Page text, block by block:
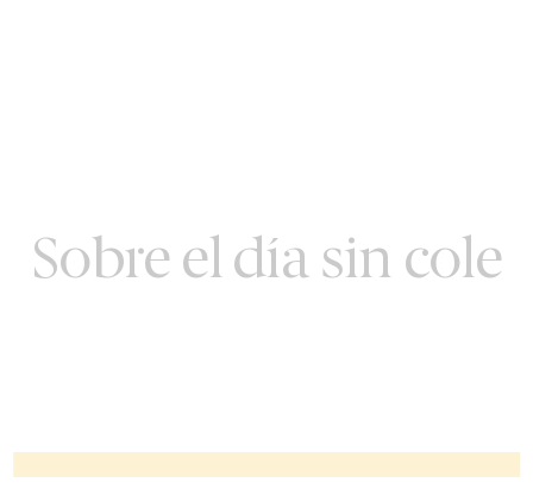
Sobre el día sin cole